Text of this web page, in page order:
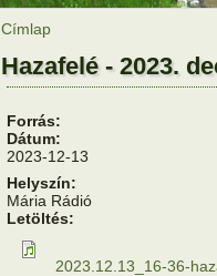
Címlap
Hazafelé - 2023.
Forrás:
Dátum:
2023-12-13
Helyszín:
Mária Rádió
Letöltés:
2023.12.13_16-36-